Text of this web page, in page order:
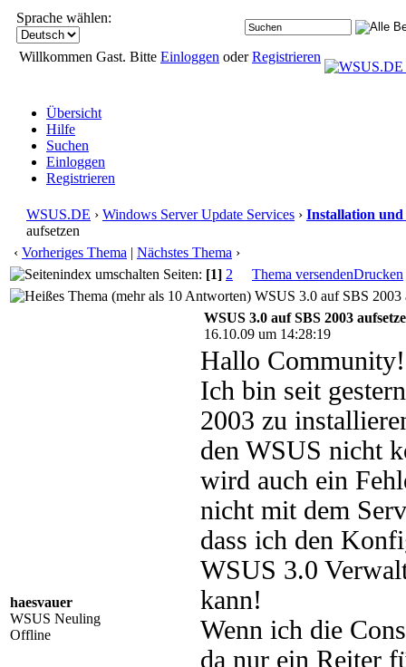
Sprache wählen:
Willkommen Gast. Bitte Einloggen oderRegistrieren
Übersicht
Hilfe
Suchen
Einloggen
Registrieren
WSUS.DE › Windows Server Update Services › Installation
aufsetzen
‹ Vorheriges Thema | Nächstes Thema ›
Seiten: [1] 2 Thema versendenDrucken
WSUS 3.0 auf SBS 2003
haesvauer
WSUS Neuling
Offline
WSUS 3.0 auf SBS 2003
16.10.09 um 14:28:19
Hallo Community!
Ich bin seit
2003 zu
den WSUS nicht
wird auch ein
nicht mit dem
dass ich den
WSUS 3.0
kann!
Wenn ich die
da nur ein Reiter